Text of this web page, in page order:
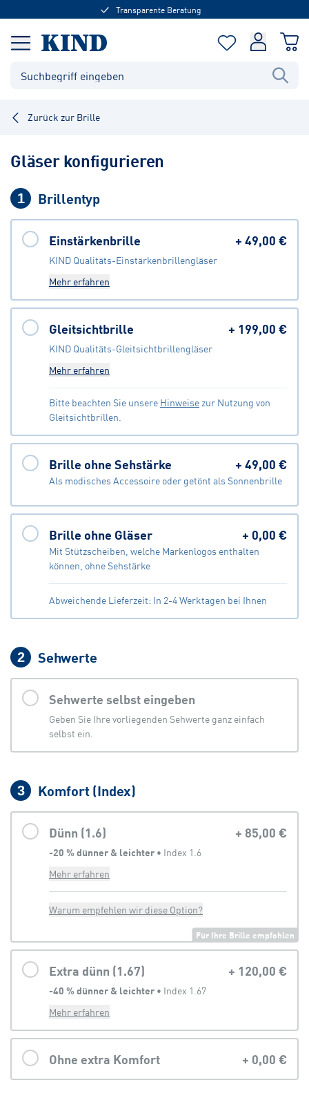
Transparente Beratung
Zurück zur Brille
Gläser konfigurieren
1 Brillentyp
Einstärkenbrille +49,00 €
KIND Qualitäts-Einstärkenbrillengläser
Mehr erfahren
Gleitsichtbrille + 199,00 €
KIND Qualitäts-Gleitsichtbrillengläser
Mehr erfahren
Bitte beachten Sie unsere Hinweisezur Nutzung von
Gleitsichtbrillen.
Brille ohne Sehstärke +49,00 €
Als modisches Accessoire oder getönt als Sonnenbrille
Brille ohne Gläser + 0,00 €
Mit Stützscheiben, welche Markenlogos enthalten
können, ohne Sehstärke
Abweichende Lieferzeit: In 2-4 Werktagen bei Ihnen
2 Sehwerte
Sehwerte selbst eingeben
Geben Sie Ihre vorliegenden Sehwerte ganz einfach
selbst ein.
3 Komfort (Index)
Dünn (1.6) + 85,00 €
-20 % dünner & leichter • Index 1.6
Mehr erfahren
Warum empfehlen wir diese Option?
Für Ihre Brille empfohlen
Extra dünn (1.67) + 120,00 €
-40 % dünner & leichter • Index 1.67
Mehr erfahren
Ohne extra Komfort + 0,00 €